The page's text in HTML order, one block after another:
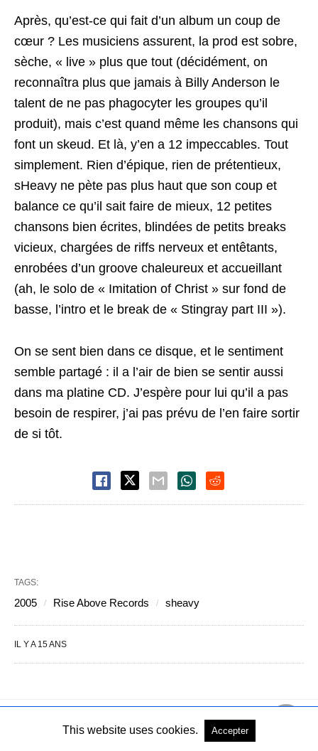
Après, qu’est-ce qui fait d’un album un coup de
cœur ? Les musiciens assurent, la prod est sobre,
sèche, « live » plus que tout (décidément, on
reconnaîtra plus que jamais à Billy Anderson le
talent de ne pas phagocyter les groupes qu’il
produit), mais c’est quand même les chansons qui
font un skeud. Et là, y’en a 12 impeccables. Tout
simplement. Rien d’épique, rien de prétentieux,
sHeavy ne pète pas plus haut que son coup et
balance ce qu’il sait faire de mieux, 12 petites
chansons bien écrites, blindées de petits breaks
vicieux, chargées de riffs nerveux et entêtants,
enrobées d’un groove chaleureux et accueillant
(ah, le solo de « Imitation of Christ » sur fond de
basse, l’intro et le break de « Stingray part III »).
On se sent bien dans ce disque, et le sentiment
semble partagé : il a l’air de bien se sentir aussi
dans ma platine CD. J’espère pour lui qu’il a pas
besoin de respirer, j’ai pas prévu de l’en faire sortir
de si tôt.
TAGS:
2005 Rise Above Records sheavy
IL Y A 15 ANS
Copyright © 2004-2026 - Tous droits réservés Voir la version PC
This website uses cookies. Accepter